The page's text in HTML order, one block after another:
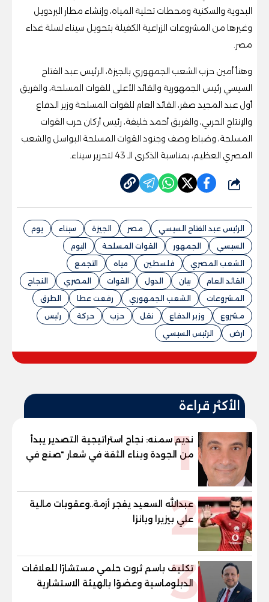
البدوية والسكنية ومحطات تحلية المياه، وإنشاء مطار البردويل
وغيرها من المشروعات الزراعية الكفيلة بتحويل سيناء لسلة غذاء
مصر.
وهنأ أمين حزب الشعب الجمهوري بالجيزة، الرئيس عبد الفتاح
السيسي رئيس الجمهورية والقائد الأعلى للقوات المسلحة، والفريق
أول عبد المجيد صقر، القائد العام للقوات المسلحة وزير الدفاع
والإنتاج الحربي، والفريق أحمد خليفة، رئيس أركان حرب القوات
المسلحة، وضباط وصف وجنود القوات المسلحة البواسل والشعب
المصري العظيم، بمناسبة الذكرى الـ 43 لتحرير سيناء.
شارك
الرئيس عبد الفتاح السيسي مصر الجيزة سيناء
يوم
السيسي
الجمهور القوات المسلحة
اليوم
الشعب المصري
فلسطين مياه
التجمع
القائد العام
بيان الدول القوات المصري
النجاح
المشروعات
الشعب الجمهوري رفعت عطا
الطرق
مشروع
وزير الدفاع نقل حزب حركة
رئيس
ارض
الرئيس السيسي
الأكثر قراءة
1
نديم سمنه: نجاح استراتيجية التصدير يبدأ
من الجودة وبناء الثقة في شعار "صنع في
مصر"
2
عبدالله السعيد يفجر أزمة..وعقوبات مالية
علي بيزيرا وبانزا
3
تكليف باسم ثروت حلمي مستشارًا للعلاقات
الدبلوماسية وعضوًا بالهيئة الاستشارية
العليا لمنظمة «جاد جمينت يوإن»